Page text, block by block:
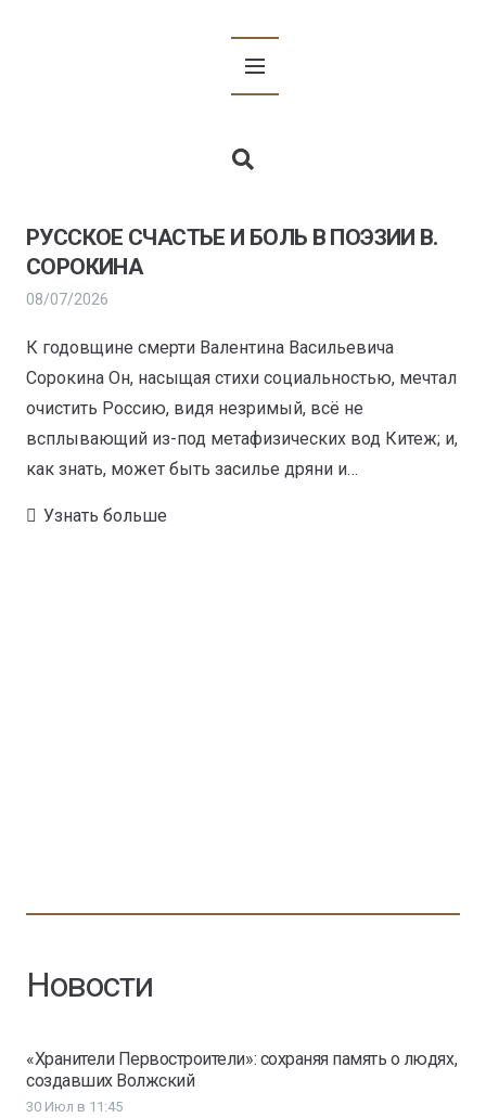
РУССКОЕ СЧАСТЬЕ И БОЛЬ В ПОЭЗИИ В.
СОРОКИНА
08/07/2026
К годовщине смерти Валентина Васильевича
Сорокина Он, насыщая стихи социальностью, мечтал
очистить Россию, видя незримый, всё не
всплывающий из-под метафизических вод Китеж; и,
как знать, может быть засилье дряни и…
Узнать больше
Новости
«Хранители Первостроители»: сохраняя память о людях,
создавших Волжский
30 Июл в 11:45